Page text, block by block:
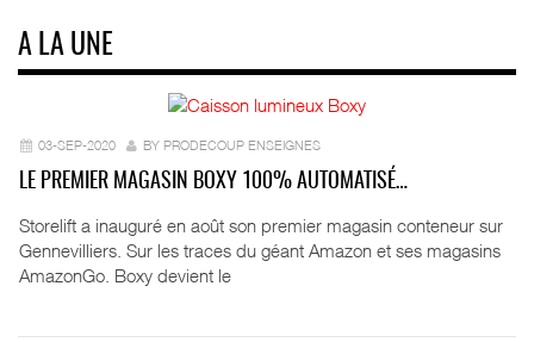
A LA UNE
03-SEP-2020 BY PRODECOUP ENSEIGNES
LE PREMIER MAGASIN BOXY 100% AUTOMATISÉ…
Storelift a inauguré en août son premier magasin conteneur sur
Gennevilliers. Sur les traces du géant Amazon et ses magasins
AmazonGo. Boxy devient le